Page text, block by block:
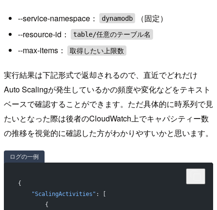
--service-namespace： dynamodb
（固定）
--resource-id：
table/任意のテーブル名
--max-items： 取得したい上限数
実行結果は下記形式で返却されるので、直近でどれだけ
Auto Scalingが発生しているかの頻度や変化などをテキスト
ベースで確認することができます。ただ具体的に時系列で見
たいとなった際は後者のCloudWatch上でキャパシティー数
の推移を視覚的に確認した方がわかりやすいかと思います。
ログの一例
{
    "ScalingActivities"
: [
        {